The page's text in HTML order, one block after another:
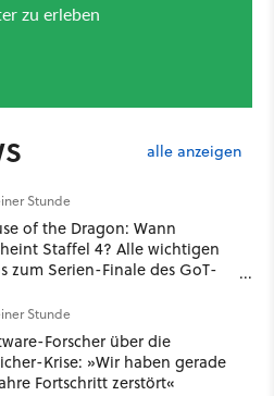
alle anzeigen
Stunde
of the Dragon: Wann
Staffel 4? Alle wichtigen
zum Serien-Finale des GoT-
Stunde
Forscher über die
Krise: »Wir haben gerade
Fortschritt zerstört«